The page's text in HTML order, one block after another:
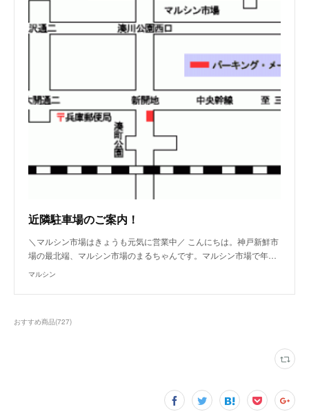
近隣駐車場のご案内！
＼マルシン市場はきょうも元気に営業中／ こんにちは。神戸新鮮市
場の最北端、マルシン市場のまるちゃんです。マルシン市場で年…
マルシン
おすすめ商品(727)